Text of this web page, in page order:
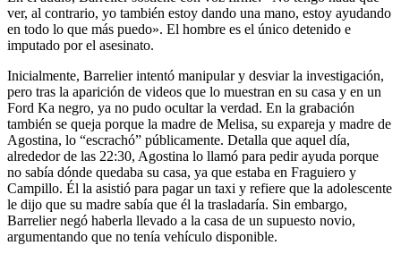
ver, al contrario, yo también estoy dando una mano, estoy ayudando
en todo lo que más puedo». El hombre es el único detenido e
imputado por el asesinato.
Inicialmente, Barrelier intentó manipular y desviar la investigación,
pero tras la aparición de videos que lo muestran en su casa y en un
Ford Ka negro, ya no pudo ocultar la verdad. En la grabación
también se queja porque la madre de Melisa, su expareja y madre de
Agostina, lo “escrachó” públicamente. Detalla que aquel día,
alrededor de las 22:30, Agostina lo llamó para pedir ayuda porque
no sabía dónde quedaba su casa, ya que estaba en Fraguiero y
Campillo. Él la asistió para pagar un taxi y refiere que la adolescente
le dijo que su madre sabía que él la trasladaría. Sin embargo,
Barrelier negó haberla llevado a la casa de un supuesto novio,
argumentando que no tenía vehículo disponible.